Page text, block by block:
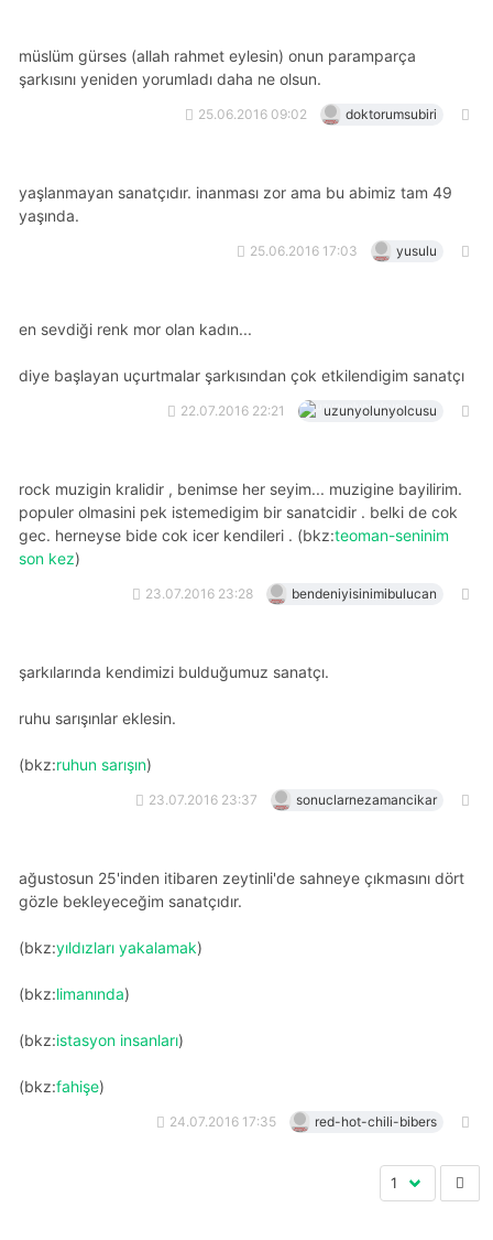
müslüm gürses (allah rahmet eylesin) onun paramparça
şarkısını yeniden yorumladı daha ne olsun.
25.06.2016 09:02 doktorumsubiri
yaşlanmayan sanatçıdır. i̇nanması zor ama bu abimiz tam 49
yaşında.
25.06.2016 17:03 yusulu
en sevdiği renk mor olan kadın...
diye başlayan uçurtmalar şarkısından çok etkilendigim sanatçı
22.07.2016 22:21 uzunyolunyolcusu
rock muzigin kralidir , benimse her seyim... muzigine bayilirim.
populer olmasini pek istemedigim bir sanatcidir . belki de cok
gec. herneyse bide cok icer kendileri . (bkz:teoman-seninim
son kez)
23.07.2016 23:28 bendeniyisinimibulucan
şarkılarında kendimizi bulduğumuz sanatçı.
ruhu sarışınlar eklesin.
(bkz:ruhun sarışın)
23.07.2016 23:37 sonuclarnezamancikar
ağustosun 25'inden itibaren zeytinli'de sahneye çıkmasını dört
gözle bekleyeceğim sanatçıdır.
(bkz:yıldızları yakalamak)
(bkz:limanında)
(bkz:i̇stasyon insanları)
(bkz:fahişe)
24.07.2016 17:35 red-hot-chili-bibers